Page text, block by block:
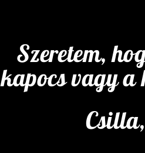
Szeretem,
kapocs vagy a